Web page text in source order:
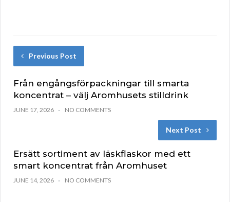
Previous Post
Från engångsförpackningar till smarta
koncentrat – välj Aromhusets stilldrink
JUNE 17, 2026 NO COMMENTS
Next Post
Ersätt sortiment av läskflaskor med ett
smart koncentrat från Aromhuset
JUNE 14, 2026 NO COMMENTS